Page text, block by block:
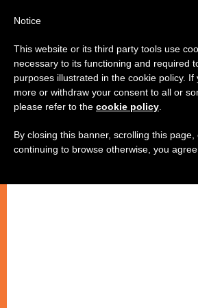
الماروني مار
بطرس صفير في روما
Notice
This website or its third party tools use
necessary to its functioning and required
purposes illustrated in the cookie policy. If
more or withdraw your consent to all or
please refer to the cookie policy
By closing this banner, scrolling this
continuing to browse otherwise, you